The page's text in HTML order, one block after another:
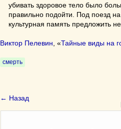
убивать здоровое тело было
правильно подойти. Под поезд
культурная память предложить
Виктор Пелевин , «Тайные виды на
смерть
← Назад